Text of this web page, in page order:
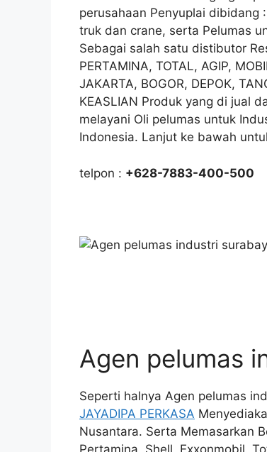
perusahaan Penyuplai dibidang
truk dan crane, serta Pelumas
Sebagai salah satu distibutor
PERTAMINA, TOTAL, AGIP,
JAKARTA, BOGOR, DEPOK,
KEASLIAN Produk yang di jual
melayani Oli pelumas untuk
Indonesia. Lanjut ke bawah
telpon : +628-7883-400-500
Agen pelumas
Seperti halnya Agen pelumas
JAYADIPA PERKASA
Nusantara. Serta Memasarkan